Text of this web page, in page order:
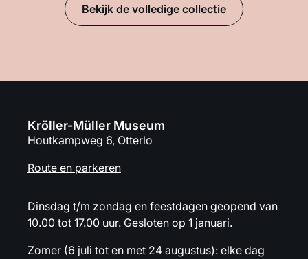
Bekijk de volledige collectie
Kröller-Müller Museum
Houtkampweg 6, Otterlo
Route en parkeren
Dinsdag t/m zondag en feestdagen geopend van
10.00 tot 17.00 uur. Gesloten op 1 januari.
Zomer (6 juli tot en met 24 augustus): elke dag